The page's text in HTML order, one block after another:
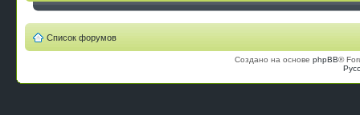
Список форумов
Создано на основе phpBB®